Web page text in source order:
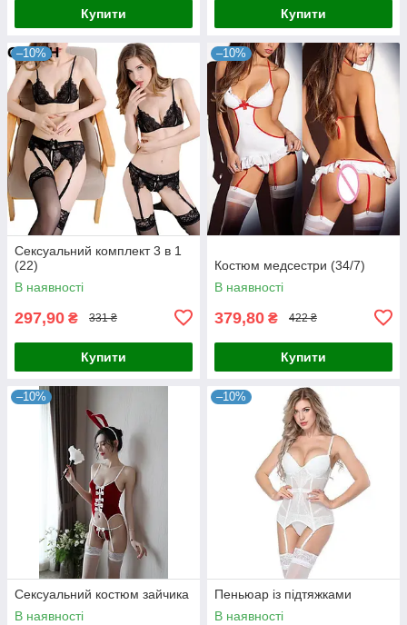
Купити Купити
–10%
Сексуальний комплект 3 в 1
(22)
В наявності
297,90 ₴ 331 ₴
Купити
–10%
Костюм медсестри (34/7)
В наявності
379,80 ₴ 422 ₴
Купити
–10%
Сексуальний костюм зайчика
В наявності
–10%
Пеньюар із підтяжками
В наявності